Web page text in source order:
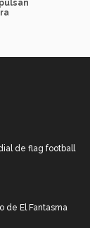
de flag football
de El Fantasma